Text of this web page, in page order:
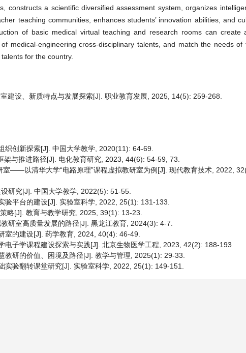
constructs a scientific diversified assessment system, organizes
teaching communities, enhances students’ innovation abilities, and
of basic medical virtual teaching and research rooms can create
medical-engineering cross-disciplinary talents, and match the needs of
for the country.
建设、新质特点与发展探索[J]. 职业教育发展, 2025, 14(5): 259-268.
织创新探索[J]. 中国大学教学, 2020(11): 64-69.
与推进路径[J]. 电化教育研究, 2023, 44(6): 54-59, 73.
室——以清华大学“电路原理”课程虚拟教研室为例[J]. 现代教育技术, 2022,
研究[J]. 中国大学教学, 2022(5): 51-55.
平台的建设[J]. 实验室科学, 2022, 25(1): 131-133.
略[J]. 教育与教学研究, 2025, 39(1): 13-23.
研室高质量发展的路径[J]. 黑龙江教育, 2024(3): 4-7.
室的建设[J]. 药学教育, 2024, 40(4): 46-49.
电子学课程建设探索与实践[J]. 北京生物医学工程, 2023, 42(2): 188-193
研的价值、困境及路径[J]. 教学与管理, 2025(1): 29-33.
验翻转课堂研究[J]. 实验室科学, 2022, 25(1): 149-151.